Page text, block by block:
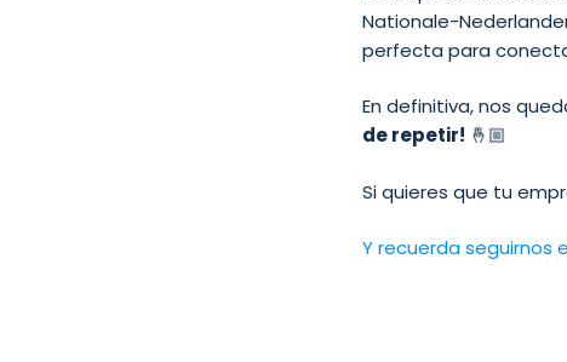
Nationale-
perfecta para
En definitiva, nos
de repetir! 🤞🏼
Si quieres que tu
Y recuerda seguirnos